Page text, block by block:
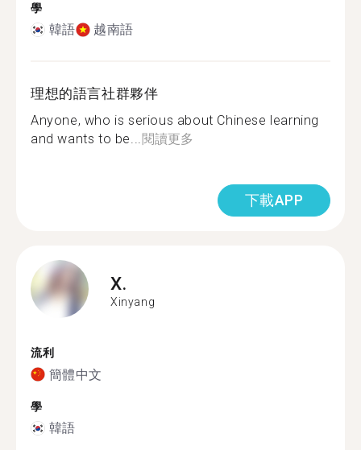
學
韓語 越南語
理想的語言社群夥伴
Anyone, who is serious about Chinese learning
and wants to be...閱讀更多
下載APP
X.
Xinyang
流利
簡體中文
學
韓語